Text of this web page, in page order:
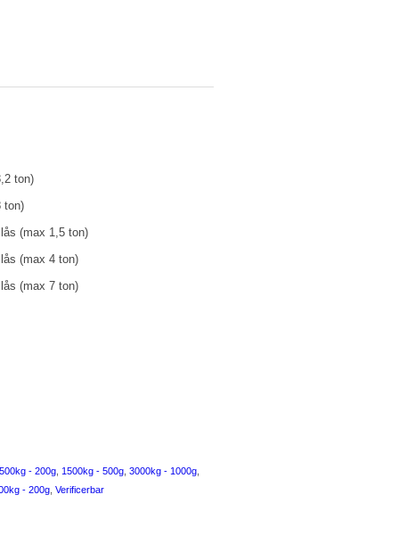
ton)
ton)
(max 1,5 ton)
(max 4 ton)
(max 7 ton)
- 200g 1500kg - 500g ,3000kg - 1000g
- 200g ,Verificerbar